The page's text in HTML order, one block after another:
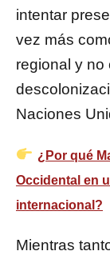
intentar
vez más
regional y no
Naciones
¿Por qué
Occidental en
internacional?
Mientras